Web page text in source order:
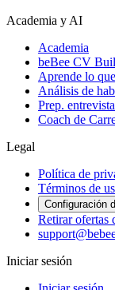
Academia y AI
Academia
beBee CV
Aprende lo
Análisis de
Prep.
Coach de
Legal
Política de
Términos de
Configuración
Retirar ofertas
Iniciar sesión